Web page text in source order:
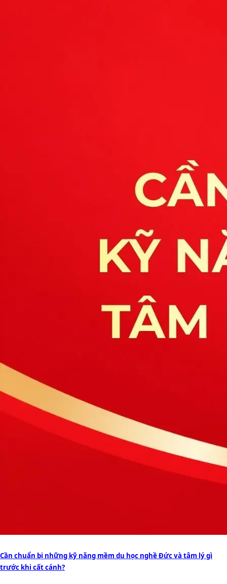
Cần chuẩn bị những kỹ năng mềm du học nghề Đức và tâm lý gì
trước khi cất cánh?